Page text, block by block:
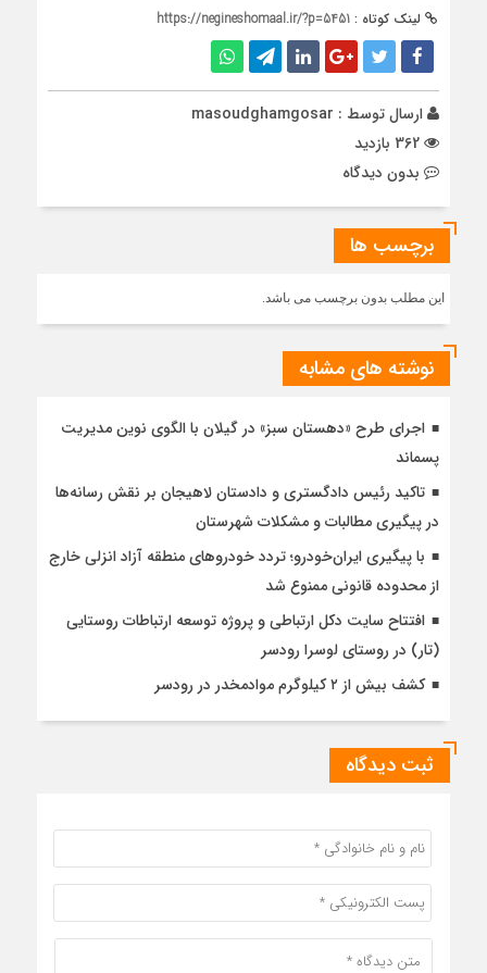
لینک کوتاه : https://negineshomaal.ir/?p=5451
ارسال توسط : masoudghamgosar
بدون دیدگاه
برچسب ها
این مطلب بدون برچسب می باشد.
نوشته های مشابه
اجرای طرح «دهستان سبز» در گیلان با الگوی نوین مدیریت
پسماند
تاکید رئیس دادگستری و دادستان لاهیجان بر نقش رسانه‌ها
در پیگیری مطالبات و مشکلات شهرستان
با پیگیری ایران‌خودرو؛ تردد خودروهای منطقه آزاد انزلی خارج
از محدوده قانونی ممنوع شد
افتتاح سایت دکل ارتباطی و پروژه توسعه ارتباطات روستایی
(تار) در روستای لوسرا رودسر
کشف بیش از ۲ کیلوگرم موادمخدر در رودسر
ثبت دیدگاه